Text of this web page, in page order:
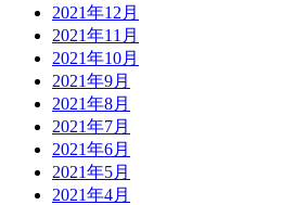
2021年12月
2021年11月
2021年10月
2021年9月
2021年8月
2021年7月
2021年6月
2021年5月
2021年4月